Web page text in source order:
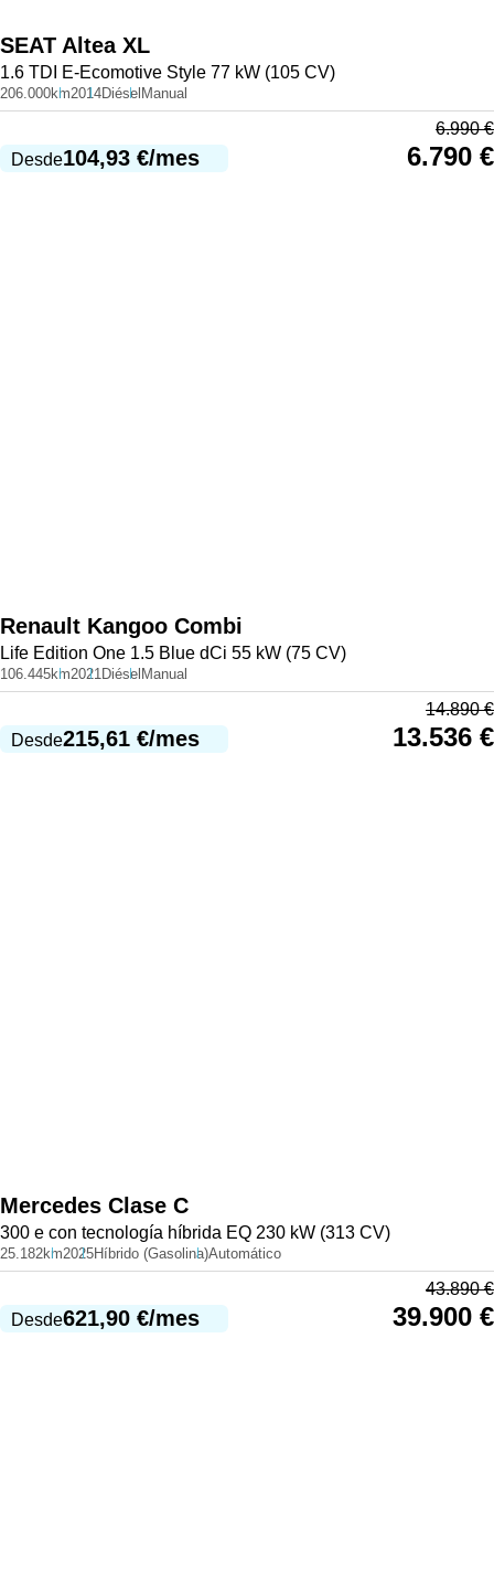
SEAT Altea XL
1.6 TDI E-Ecomotive Style 77 kW (105 CV)
206.000km2014Diésel Manual
Desde104,93 €/mes
6.990€
6.790 €
Renault Kangoo Combi
Life Edition One 1.5 Blue dCi 55 kW (75 CV)
106.445km2021 DiéselManual
Desde215,61 €/mes
14.890€
13.536 €
Mercedes Clase C
300 e con tecnología híbrida EQ 230 kW (313 CV)
25.182km2025Híbrido (Gasolina)Automático
Desde621,90 €/mes
43.890€
39.900 €